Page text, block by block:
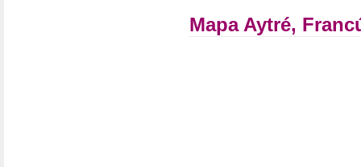
Mapa Aytré,